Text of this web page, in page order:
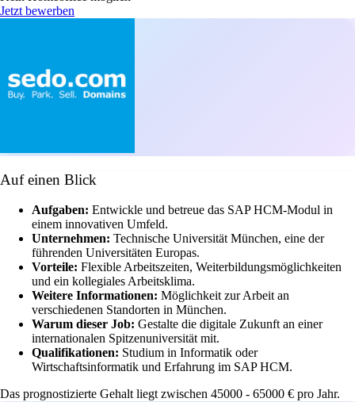
Jetzt bewerben
Auf einen Blick
Aufgaben: Entwickle und betreue das SAP HCM-Modul in
einem innovativen Umfeld.
Unternehmen: Technische Universität München, eine der
führenden Universitäten Europas.
Vorteile: Flexible Arbeitszeiten, Weiterbildungsmöglichkeiten
und ein kollegiales Arbeitsklima.
Weitere Informationen: Möglichkeit zur Arbeit an
verschiedenen Standorten in München.
Warum dieser Job: Gestalte die digitale Zukunft an einer
internationalen Spitzenuniversität mit.
Qualifikationen: Studium in Informatik oder
Wirtschaftsinformatik und Erfahrung im SAP HCM.
Das prognostizierte Gehalt liegt zwischen 45000 - 65000 € pro Jahr.